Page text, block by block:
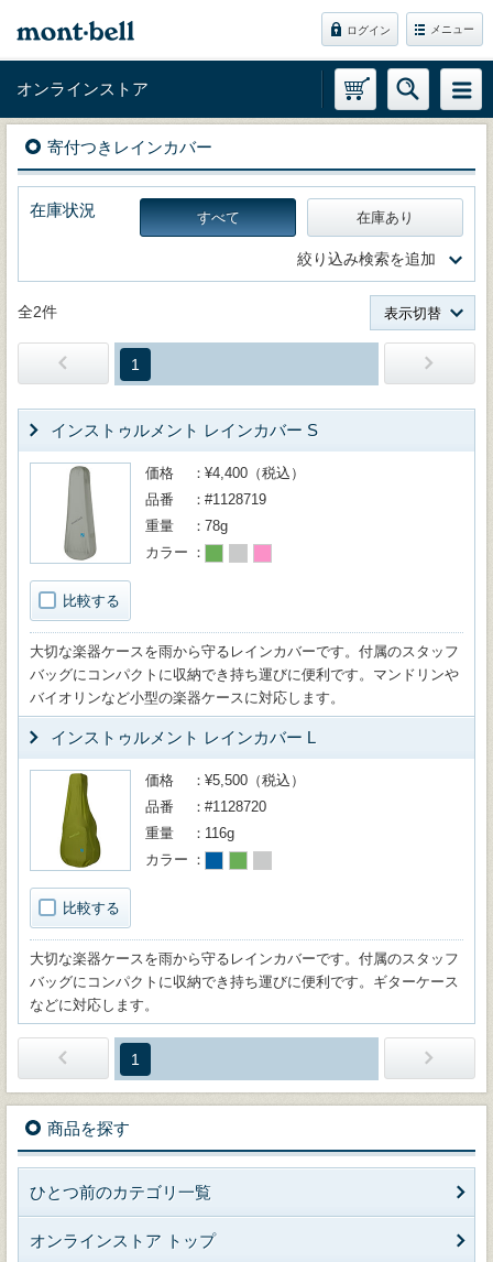
ログイン メニュー
オンラインストア
寄付つきレインカバー
在庫状況 すべて 在庫あり
絞り込み検索を追加
全2件 表示切替
1
インストゥルメント レインカバー S
比較する
価格
¥4,400（税込）
品番
#1128719
重量
78g
カラー
大切な楽器ケースを雨から守るレインカバーです。付属のスタッフ
バッグにコンパクトに収納でき持ち運びに便利です。マンドリンや
バイオリンなど小型の楽器ケースに対応します。
インストゥルメント レインカバー L
比較する
価格
¥5,500（税込）
品番
#1128720
重量
116g
カラー
大切な楽器ケースを雨から守るレインカバーです。付属のスタッフ
バッグにコンパクトに収納でき持ち運びに便利です。ギターケース
などに対応します。
1
商品を探す
ひとつ前のカテゴリ一覧
オンラインストア トップ